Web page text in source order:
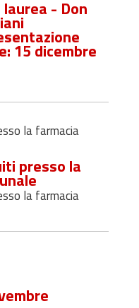
- Don
15 dicembre
la farmacia
presso la
la farmacia